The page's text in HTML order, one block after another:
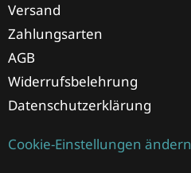
Versand
Zahlungsarten
AGB
Widerrufsbelehrung
Datenschutzerklärung
Cookie-Einstellungen ändern